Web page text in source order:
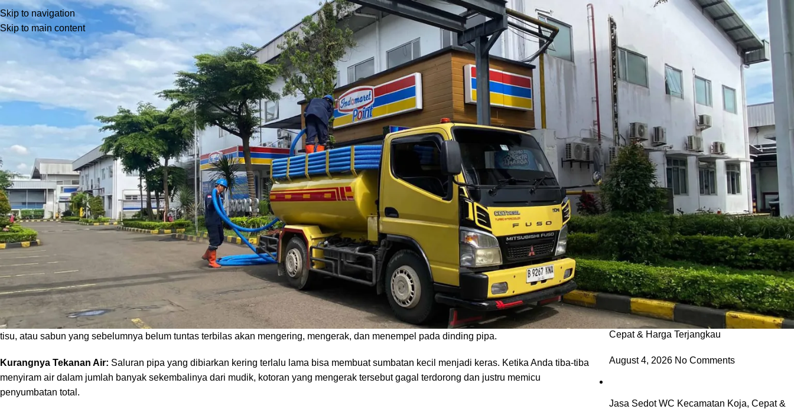
Skip to navigation
Skip to main content
Blog
Home Blog
WC Mampet Setelah Ditinggal Mudik? Ini Penyebab dan Cara Mengatasinya
Posted by
barayakembar23
On March 30, 2026
Momen pulang kampung atau mudik selalu membawa cerita bahagia. Namun, tidak jarang kebahagiaan tersebut sedikit terganggu ketika
Anda tiba di rumah dan mendapati WC atau saluran air tiba-tiba mampet dan mengeluarkan bau tidak sedap.
Padahal, sebelum ditinggalkan, toilet berfungsi dengan normal. Lantas, mengapa WC bisa mampet setelah tidak digunakan selama
beberapa waktu?
Penyebab WC Mampet Pasca Ditinggal Mudik
Ada beberapa alasan teknis mengapa saluran pembuangan bermasalah setelah rumah dibiarkan kosong:
Sisa Kotoran yang Mengering (Mengerak):
Saat rumah ditinggalkan, tidak ada aliran air yang membilas saluran pipa. Sisa-sisa kotoran,
tisu, atau sabun yang sebelumnya belum tuntas terbilas akan mengering, mengerak, dan menempel pada dinding pipa.
Kurangnya Tekanan Air: Saluran pipa yang dibiarkan kering terlalu lama bisa membuat sumbatan kecil menjadi keras. Ketika Anda tiba-tiba
menyiram air dalam jumlah banyak sekembalinya dari mudik, kotoran yang mengerak tersebut gagal terdorong dan justru memicu
penyumbatan total.
Categories
Blog
Layanan Kami
Tips & Edukasi
Wawasan Umum
Recent Posts
Jasa Sedot WC Kecamatan Cilincing,
Cepat & Harga Terjangkau
August 4, 2026 No Comments
Jasa Sedot WC Kecamatan Kelapa Gading,
Cepat & Harga Terjangkau
August 4, 2026 No Comments
Jasa Sedot WC Kecamatan Koja, Cepat &